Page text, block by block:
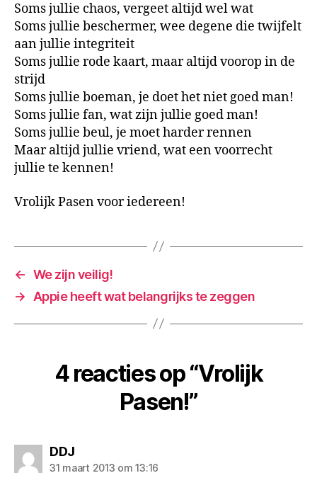
Soms jullie chaos, vergeet altijd wel wat
Soms jullie beschermer, wee degene die twijfelt
aan jullie integriteit
Soms jullie rode kaart, maar altijd voorop in de
strijd
Soms jullie boeman, je doet het niet goed man!
Soms jullie fan, wat zijn jullie goed man!
Soms jullie beul, je moet harder rennen
Maar altijd jullie vriend, wat een voorrecht
jullie te kennen!
Vrolijk Pasen voor iedereen!
← We zijn veilig!
→
Appie heeft wat belangrijks te zeggen
4 reacties op “Vrolijk
Pasen!”
DDJzegt:
31 maart 2013 om 13:16